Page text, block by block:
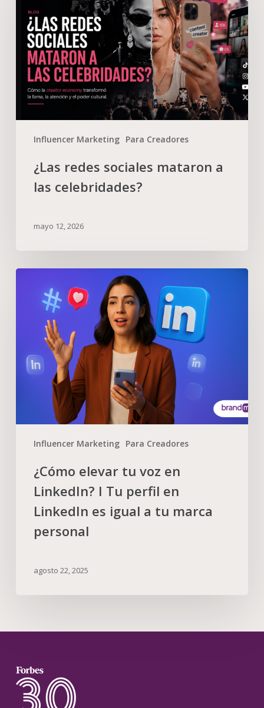
Influencer Marketing Para Creadores
¿Las redes sociales mataron a
las celebridades?
mayo 12, 2026
Influencer Marketing Para Creadores
¿Cómo elevar tu voz en
LinkedIn? I Tu perfil en
LinkedIn es igual a tu marca
personal
agosto 22, 2025